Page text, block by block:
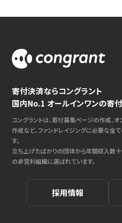
寄付決済ならコングラント
国内No.1 オールインワンの寄
コングラントは、寄付募集ページの作成、
作成など、ファンドレイジングに必要な全
す。
立ち上げたばかりの団体から年間収入数
の非営利組織に選ばれています。
採用情報